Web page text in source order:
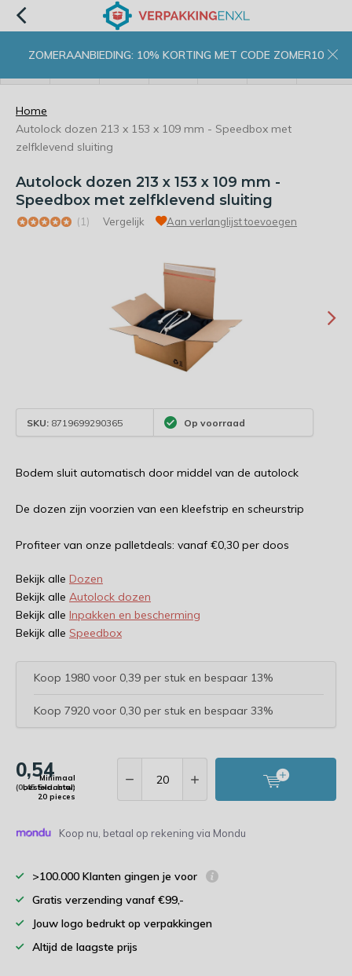
ZOMERAANBIEDING: 10% KORTING MET CODE ZOMER10
Home
Autolock dozen 213 x 153 x 109 mm - Speedbox met
zelfklevend sluiting
Autolock dozen 213 x 153 x 109 mm -
Speedbox met zelfklevend sluiting
(1) Vergelijk Aan verlanglijst toevoegen
SKU: 8719699290365 Op voorraad
Bodem sluit automatisch door middel van de autolock
De dozen zijn voorzien van een kleefstrip en scheurstrip
Profiteer van onze palletdeals: vanaf €0,30 per doos
Bekijk alle Dozen
Bekijk alle Autolock dozen
Bekijk alle Inpakken en bescherming
Bekijk alle Speedbox
Koop 1980 voor 0,39 per stuk en bespaar 13%
Koop 7920 voor 0,30 per stuk en bespaar 33%
0,54
(0,45 Excl. btw)
Minimaal
bestelaantal:
20 pieces
Koop nu, betaal op rekening via Mondu
>100.000 Klanten gingen je voor
Gratis verzending vanaf €99,-
Jouw logo bedrukt op verpakkingen
Altijd de laagste prijs